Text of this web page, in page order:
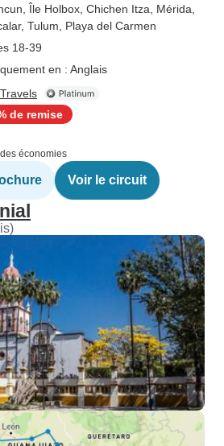
, Île Holbox , Chichen Itza , Mérida
, Tulum , Playa del Carmen
18-39
en : Anglais
de remise
économies
Voir le circuit